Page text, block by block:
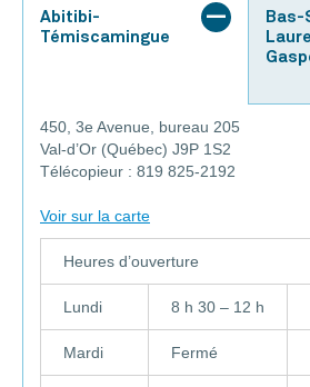
Abitibi-
Témiscamingue
Bas-
450, 3e Avenue, bureau 205
Val-d’Or (Québec) J9P 1S2
Télécopieur : 819 825-2192
Voir sur la carte
Heures d’ouverture
Lundi 8 h 30 – 12 h
Mardi Fermé